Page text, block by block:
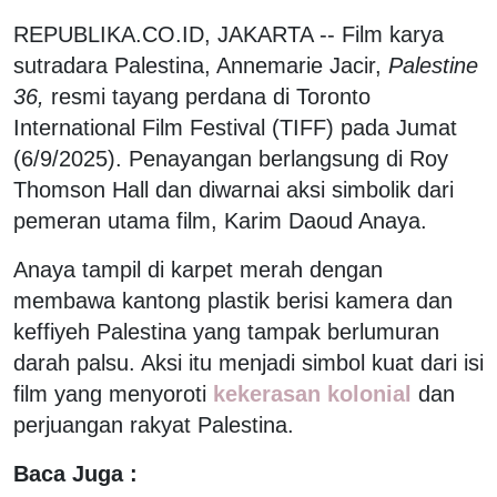
REPUBLIKA.CO.ID, JAKARTA -- Film karya
sutradara Palestina, Annemarie Jacir, Palestine
36, resmi tayang perdana di Toronto
International Film Festival (TIFF) pada Jumat
(6/9/2025). Penayangan berlangsung di Roy
Thomson Hall dan diwarnai aksi simbolik dari
pemeran utama film, Karim Daoud Anaya.
Anaya tampil di karpet merah dengan
membawa kantong plastik berisi kamera dan
keffiyeh Palestina yang tampak berlumuran
darah palsu. Aksi itu menjadi simbol kuat dari isi
film yang menyoroti kekerasan kolonial dan
perjuangan rakyat Palestina.
Baca Juga :